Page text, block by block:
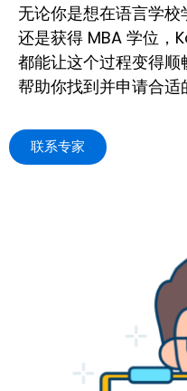
无论你是想在语言学校
还是获得 MBA 学位，
都能让这个过程变得顺
帮助你找到并申请合适
联系专家